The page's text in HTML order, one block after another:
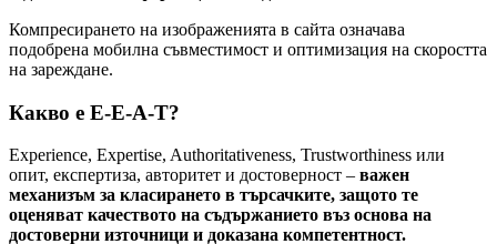
Компресирането на изображенията в сайта означава
подобрена мобилна съвместимост и оптимизация на скоростта
на зареждане.
Какво е E-E-A-T?
Experience, Expertise, Authoritativeness, Trustworthiness или
опит, експертиза, авторитет и достоверност – важен
механизъм за класирането в търсачките, защото те
оценяват качеството на съдържанието въз основа на
достоверни източници и доказана компетентност.